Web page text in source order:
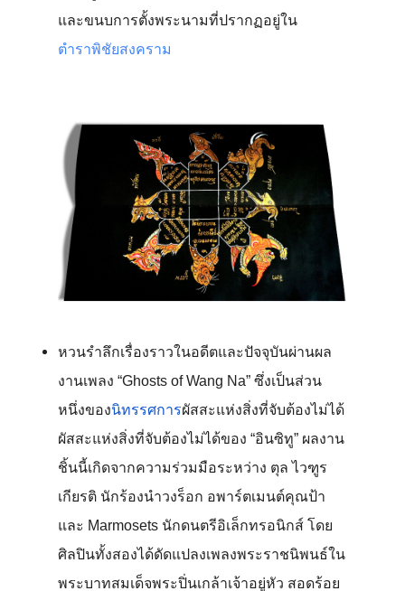
และขนบการตั้งพระนามที่ปรากฏอยู่ใน
ตำราพิชัยสงคราม
หวนรำลึกเรื่องราวในอดีตและปัจจุบันผ่านผล
งานเพลง “Ghosts of Wang Na” ซึ่งเป็นส่วน
หนึ่งของนิทรรศการผัสสะแห่งสิ่งที่จับต้องไม่ได้
ผัสสะแห่งสิ่งที่จับต้องไม่ได้ของ “อินซิทู” ผลงาน
ชิ้นนี้เกิดจากความร่วมมือระหว่าง ตุล ไวฑูร
เกียรติ นักร้องนำวงร็อก อพาร์ตเมนต์คุณป้า
และ Marmosets นักดนตรีอิเล็กทรอนิกส์ โดย
ศิลปินทั้งสองได้ดัดแปลงเพลงพระราชนิพนธ์ใน
พระบาทสมเด็จพระปิ่นเกล้าเจ้าอยู่หัว สอดร้อย